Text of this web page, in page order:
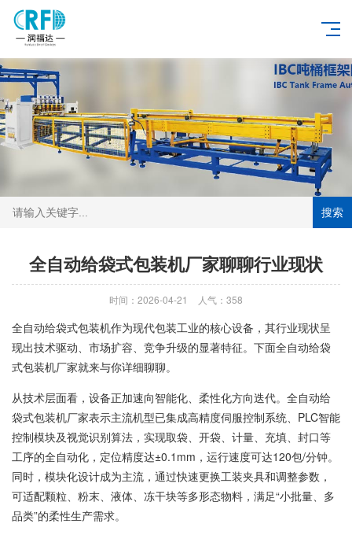
搜索
全自动给袋式包装机厂家聊聊行业现状
时间：2026-04-21 人气：358
全自动给袋式包装机作为现代包装工业的核心设备，其行业现状呈
现出技术驱动、市场扩容、竞争升级的显著特征。下面全自动给袋
式包装机厂家就来与你详细聊聊。
从技术层面看，设备正加速向智能化、柔性化方向迭代。全自动给
袋式包装机厂家表示主流机型已集成高精度伺服控制系统、PLC智能
控制模块及视觉识别算法，实现取袋、开袋、计量、充填、封口等
工序的全自动化，定位精度达±0.1mm，运行速度可达120包/分钟。
同时，模块化设计成为主流，通过快速更换工装夹具和调整参数，
可适配颗粒、粉末、液体、冻干块等多形态物料，满足“小批量、多
品类”的柔性生产需求。